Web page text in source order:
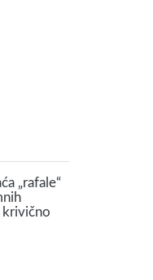
„rafale“
krivično